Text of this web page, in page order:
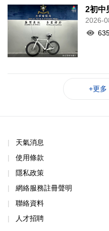
2初中
2026-
+更多
天氣消息
使用條款
隱私政策
網絡服務註冊聲明
聯絡資料
人才招聘